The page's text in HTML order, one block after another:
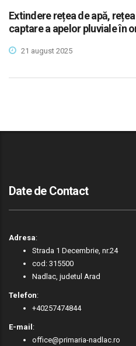
Extindere rețea de apă,
captare a apelor pluviale în
21 august 2025
Date de Contact
Adresa:
Strada 1 Decembrie, nr.24
cod: 315500
Nadlac, judetul Arad
Telefon:
+40257474844
E-mail :
office@primaria-nadlac.ro